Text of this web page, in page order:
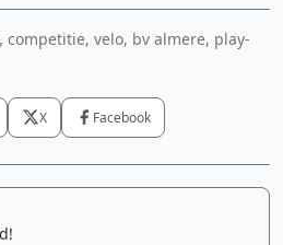
competitie, velo, bv almere, play-
X Facebook